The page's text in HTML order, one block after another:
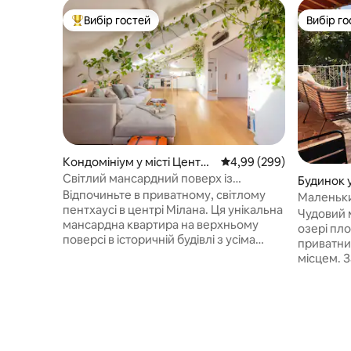
Топ вибір гостей
Вибір гостей
Кондомініум у місті Центр і
сторії
Середня оцінка: 4,99 з
4,99 (299)
Світлий мансардний поверх із
кондиціонером, центральним
опаленням, спокійний
Відпочиньте в приватному, світлому
пентхаусі в центрі Мілана. Ця унікальна
мансардна квартира на верхньому
поверсі в історичній будівлі з усіма
Вибір
Вибір
Будинок
ріо
Чудовий
озері
місцем. Захоплюючий вид на озеро з